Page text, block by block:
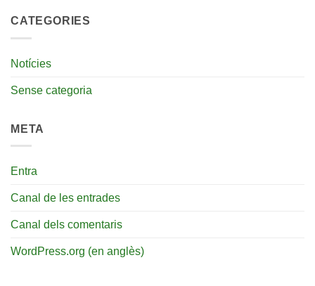
CATEGORIES
Notícies
Sense categoria
META
Entra
Canal de les entrades
Canal dels comentaris
WordPress.org (en anglès)